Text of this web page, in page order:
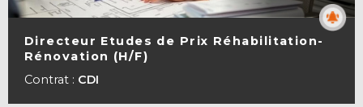
Directeur Etudes de Prix Réhabilitation-
Rénovation (H/F)
Contrat : CDI